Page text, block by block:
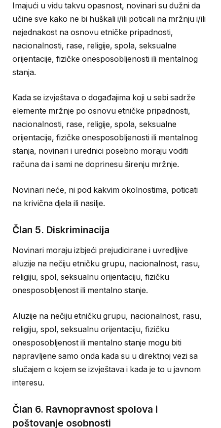
Imajući u vidu takvu opasnost, novinari su dužni da
učine sve kako ne bi huškali i/ili poticali na mržnju i/ili
nejednakost na osnovu etničke pripadnosti,
nacionalnosti, rase, religije, spola, seksualne
orijentacije, fizičke onesposobljenosti ili mentalnog
stanja.
Kada se izvještava o događajima koji u sebi sadrže
elemente mržnje po osnovu etničke pripadnosti,
nacionalnosti, rase, religije, spola, seksualne
orijentacije, fizičke onesposobljenosti ili mentalnog
stanja, novinari i urednici posebno moraju voditi
računa da i sami ne doprinesu širenju mržnje.
Novinari neće, ni pod kakvim okolnostima, poticati
na krivična djela ili nasilje.
Član 5. Diskriminacija
Novinari moraju izbjeći prejudicirane i uvredljive
aluzije na nečiju etničku grupu, nacionalnost, rasu,
religiju, spol, seksualnu orijentaciju, fizičku
onesposobljenost ili mentalno stanje.
Aluzije na nečiju etničku grupu, nacionalnost, rasu,
religiju, spol, seksualnu orijentaciju, fizičku
onesposobljenost ili mentalno stanje mogu biti
napravljene samo onda kada su u direktnoj vezi sa
slučajem o kojem se izvještava i kada je to u javnom
interesu.
Član 6. Ravnopravnost spolova i
poštovanje osobnosti